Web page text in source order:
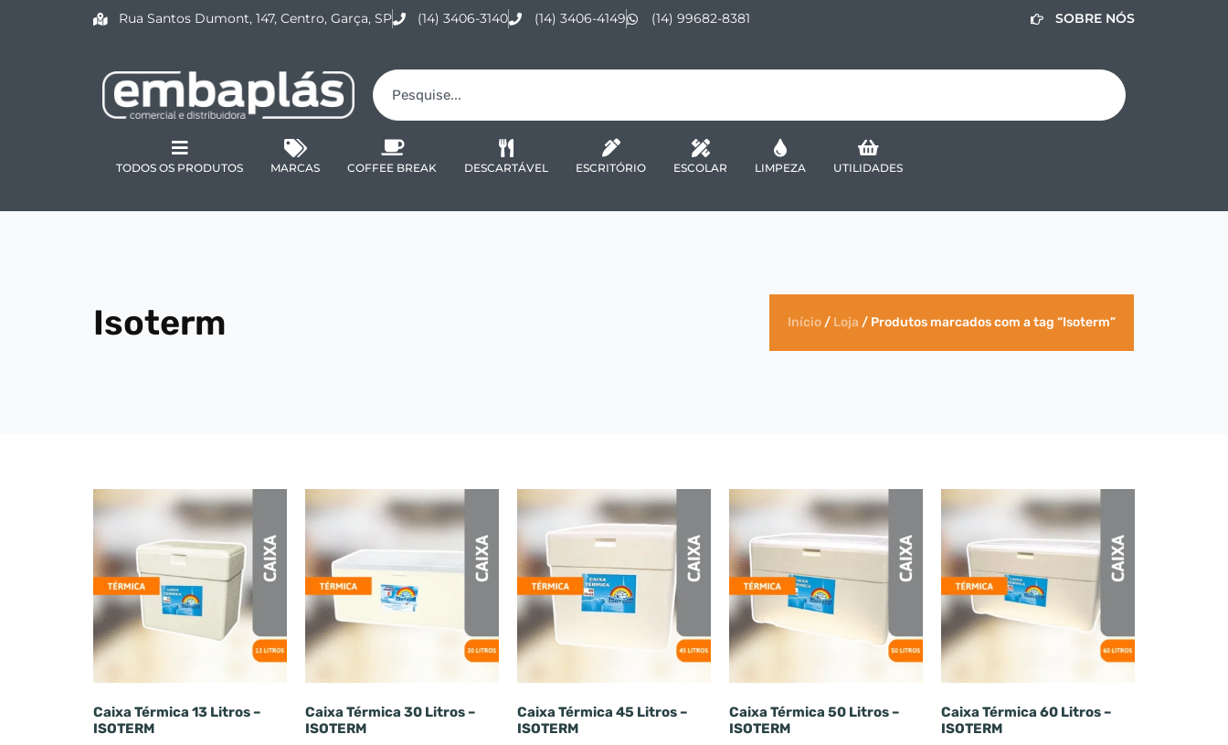
Rua Santos Dumont, 147, Centro, Garça, SP (14) 3406-3140 (14) 3406-4149 (14) 99682-8381 SOBRE NÓS
TODOS OS PRODUTOS MARCAS COFFEE BREAK DESCARTÁVEL ESCRITÓRIO ESCOLAR LIMPEZA UTILIDADES
Isoterm Início/ Loja / Produtos marcados com a tag “Isoterm”
Caixa Térmica 13 Litros –
ISOTERM
Caixa Térmica 30 Litros –
ISOTERM
Caixa Térmica 45 Litros –
ISOTERM
Caixa Térmica 50 Litros –
ISOTERM
Caixa Térmica 60 Litros –
ISOTERM